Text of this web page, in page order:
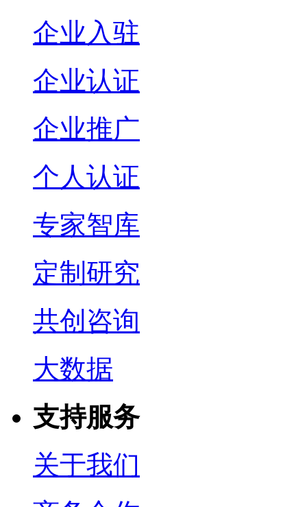
企业入驻
企业认证
企业推广
个人认证
专家智库
定制研究
共创咨询
大数据
支持服务
关于我们